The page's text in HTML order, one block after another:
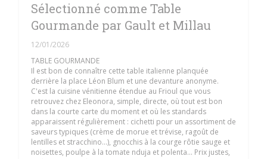
Sélectionné comme Table
Gourmande par Gault et Millau
12/01/2026
TABLE GOURMANDE
Il est bon de connaître cette table italienne planquée
derrière la place Léon Blum et une devanture anonyme.
C'est la cuisine vénitienne étendue au Frioul que vous
retrouvez chez Eleonora, simple, directe, où tout est bon
dans la courte carte du moment et où les standards
apparaissent régulièrement : cichetti pour un assortiment de
saveurs typiques (crème de morue et trévise, ragoût de
lentilles et stracchino...), gnocchis à la courge rôtie sauge et
noisettes, poulpe à la tomate nduja et polenta... Prix justes,